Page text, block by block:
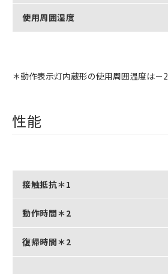
使用周囲湿度
＊動作表示灯内蔵形の使用周囲温度は－
性能
接触抵抗＊1
動作時間＊2
復帰時間＊2